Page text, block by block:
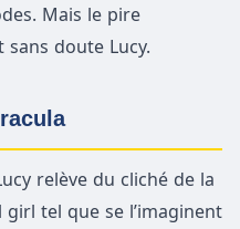
Mais le pire
doute Lucy.
relève du cliché de la
tel que se l’imaginent